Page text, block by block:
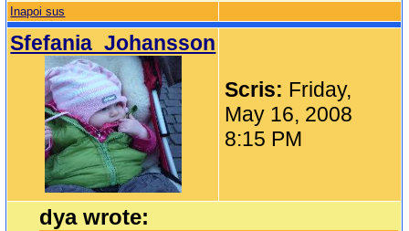
Inapoi sus
Sfefania_Johansson
Scris: Friday,
May 16, 2008
8:15 PM
dya wrote: